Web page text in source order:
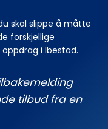
skal slippe å måtte
forskjellige
i Ibestad.
tilbud fra en